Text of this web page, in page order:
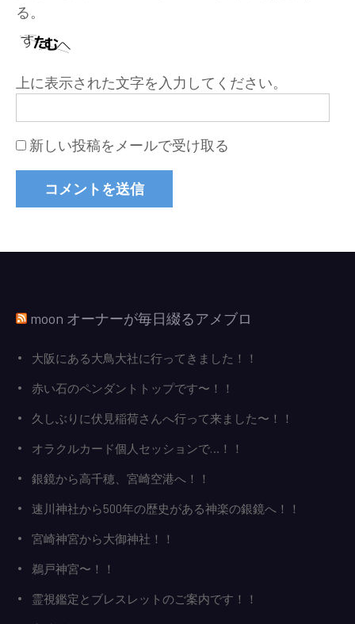
る。
上に表示された文字を入力してください。
新しい投稿をメールで受け取る
moon オーナーが毎日綴るアメブロ
大阪にある大鳥大社に行ってきました！！
赤い石のペンダントトップです〜！！
久しぶりに伏見稲荷さんへ行って来ました〜！！
オラクルカード個人セッションで…！！
銀鏡から高千穂、宮崎空港へ！！
速川神社から500年の歴史がある神楽の銀鏡へ！！
宮崎神宮から大御神社！！
鵜戸神宮〜！！
霊視鑑定とブレスレットのご案内です！！